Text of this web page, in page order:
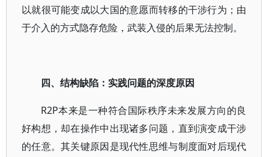
以就很可能变成以大国的意愿而转移的干涉行为；由
于介入的方式隐存危险，武装入侵的后果无法控制。
四、结构缺陷：实践问题的深度原因
R2P本来是一种符合国际秩序未来发展方向的良
好构想，却在操作中出现诸多问题，直到演变成干涉
的任意。其关键原因是现代性思维与制度面对后现代